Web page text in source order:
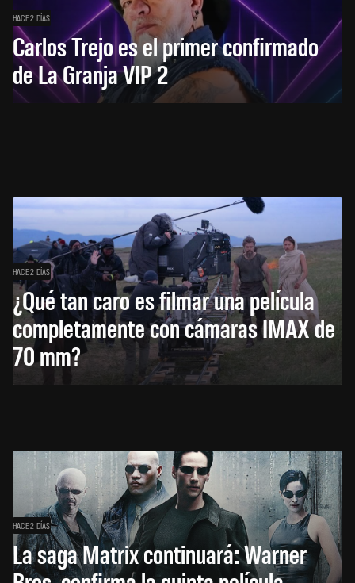
HACE 2 DÍAS
Carlos Trejo es el primer confirmado
de La Granja VIP 2
HACE 2 DÍAS
¿Qué tan caro es filmar una película
completamente con cámaras IMAX de
70 mm?
HACE 2 DÍAS
La saga Matrix continuará: Warner